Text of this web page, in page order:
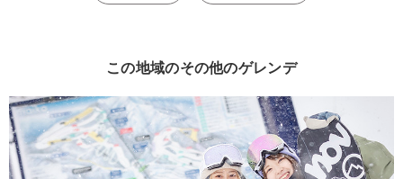
この地域のその他のゲレンデ